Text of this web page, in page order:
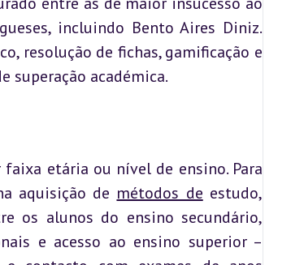
incluindo Bento Aires Diniz.
resolução de fichas, gamificação e
superação académica.
etária ou nível de ensino. Para
aquisição de métodos de estudo,
os alunos do ensino secundário,
e acesso ao ensino superior –